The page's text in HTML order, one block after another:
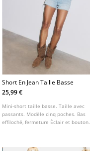
Short En Jean Taille Basse
25,99 €
Mini-short taille basse. Taille avec
passants. Modèle cinq poches. Bas
effiloché, fermeture Éclair et bouton.